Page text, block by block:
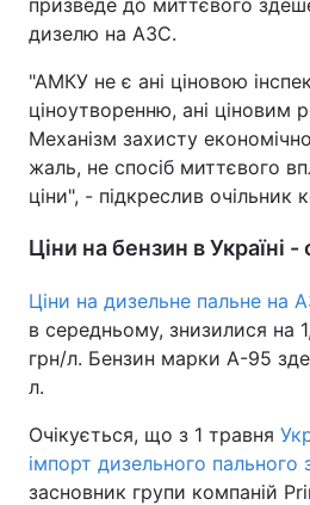
призведе до миттєвого
дизелю на АЗС.
"АМКУ не є ані ціновою
ціноутворенню, ані ціновим
Механізм захисту
жаль, не спосіб миттєвого
ціни", - підкреслив очільник
Ціни на бензин в Україні -
Ціни на дизельне пальне на
в середньому, знизилися на
грн/л. Бензин марки А-95
л.
Очікується, що з 1 травня
імпорт дизельного пального
засновник групи компаній